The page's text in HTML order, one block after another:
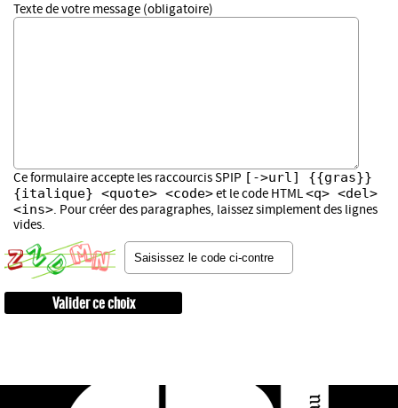
Texte de votre message (obligatoire)
Ce formulaire accepte les raccourcis SPIP [->url] {{gras}}
{italique} <quote> <code>et le code HTML<q> <del>
<ins>. Pour créer des paragraphes, laissez simplement des lignes
vides.